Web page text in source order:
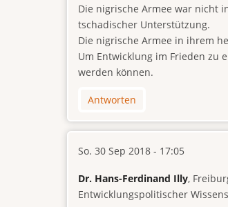
Die nigrische Armee war nicht
tschadischer Unterstützung.
Die nigrische Armee in ihrem
Um Entwicklung im Frieden zu
werden können.
Antworten
So. 30 Sep 2018 - 17:05
Dr. Hans-Ferdinand Illy,
Entwicklungspolitischer